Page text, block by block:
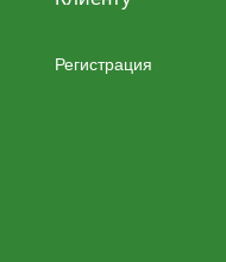
Регистрация